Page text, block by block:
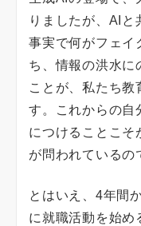
りましたが、AIと
事実で何がフェイ
ち、情報の洪水に
ことが、私たち教
す。これからの自
につけることこそ
が問われているの
とはいえ、4年間
に就職活動を始め